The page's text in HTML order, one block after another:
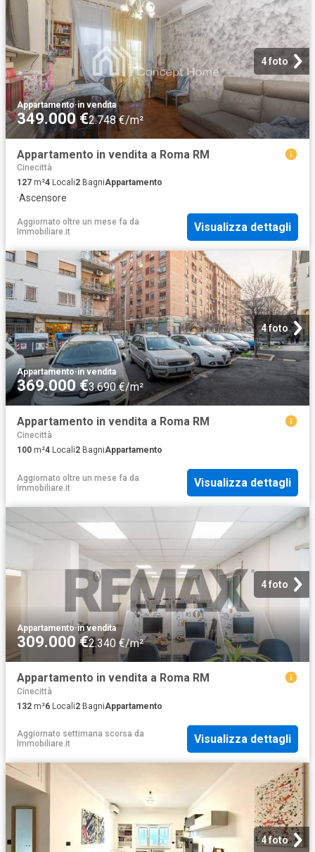
4 foto
Appartamento·in vendita
349.000 €2.748 €/m²
Appartamento in vendita a Roma RM
Cinecittà
127 m²4 Locali2 BagniAppartamento
·Ascensore
Aggiornato oltre un mese fa da
Immobiliare.it
Visualizza dettagli
4 foto
Appartamento·in vendita
369.000 €3.690 €/m²
Appartamento in vendita a Roma RM
Cinecittà
100 m²4 Locali2 BagniAppartamento
Aggiornato oltre un mese fa da
Immobiliare.it
Visualizza dettagli
4 foto
Appartamento·in vendita
309.000 €2.340 €/m²
Appartamento in vendita a Roma RM
Cinecittà
132 m²6 Locali2 BagniAppartamento
Aggiornato settimana scorsa da
Immobiliare.it
Visualizza dettagli
4 foto